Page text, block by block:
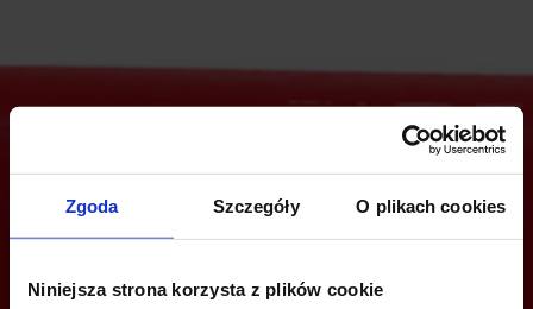
Zgoda Szczegóły O plikach cookies
Niniejsza strona korzysta z plików cookie
Jesteś zainteresowany tą ofertą?
ZADZWOŃ I DOWIEDZ SIĘ WIĘCEJ